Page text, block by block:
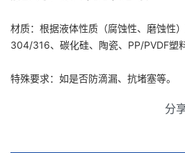
材质：根据液体性质（腐蚀性、磨蚀性
304/316、碳化硅、陶瓷、PP/PVDF塑料
特殊要求：如是否防滴漏、抗堵塞等。
分